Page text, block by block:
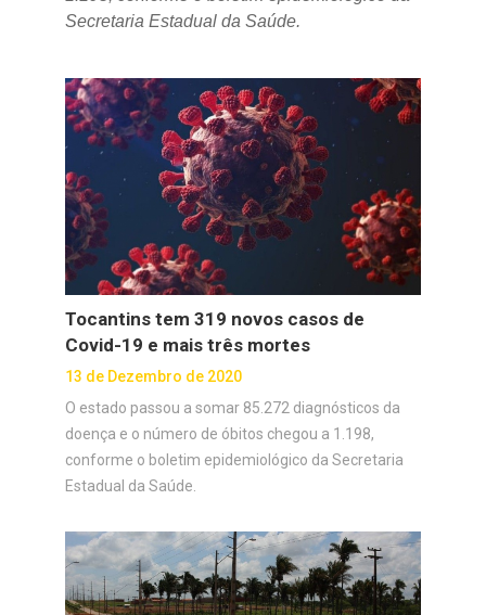
Secretaria Estadual da Saúde.
Tocantins tem 319 novos casos de
Covid-19 e mais três mortes
13 de Dezembro de 2020
O estado passou a somar 85.272 diagnósticos da
doença e o número de óbitos chegou a 1.198,
conforme o boletim epidemiológico da Secretaria
Estadual da Saúde.